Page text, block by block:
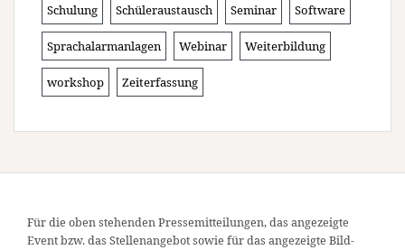
Schulung Schüleraustausch Seminar Software
Sprachalarmanlagen Webinar Weiterbildung
workshop Zeiterfassung
Für die oben stehenden Pressemitteilungen, das angezeigte
Event bzw. das Stellenangebot sowie für das angezeigte Bild-